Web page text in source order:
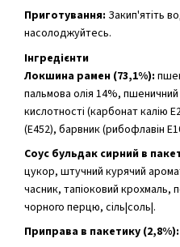
Приготування: Закип'ятіть
насолоджуйтесь.
Інгредієнти
Локшина рамен (73,1%):
пальмова олія 14%,
кислотності (карбонат калію
(E452), барвник (рибофлавін
Соус бульдак сирний в
цукор, штучний курячий
часник, тапіоковий
чорного перцю, сіль|соль|.
Приправа в пакетику (2,8%):